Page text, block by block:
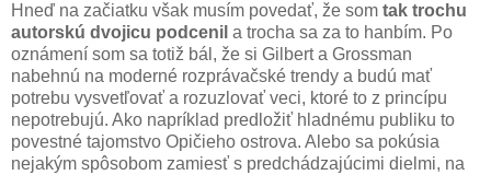
Hneď na začiatku však musím povedať, že som tak trochu
autorskú dvojicu podcenil a trocha sa za to hanbím. Po
oznámení som sa totiž bál, že si Gilbert a Grossman
nabehnú na moderné rozprávačské trendy a budú mať
potrebu vysvetľovať a rozuzlovať veci, ktoré to z princípu
nepotrebujú. Ako napríklad predložiť hladnému publiku to
povestné tajomstvo Opičieho ostrova. Alebo sa pokúsia
nejakým spôsobom zamiesť s predchádzajúcimi dielmi, na